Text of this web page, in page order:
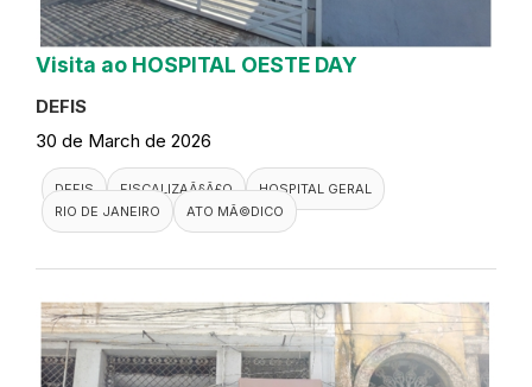
Visita ao HOSPITAL OESTE DAY
DEFIS
30 de March de 2026
DEFIS FISCALIZAÃ§Ã£O
HOSPITAL GERAL
RIO DE JANEIRO
ATO MÃ©DICO